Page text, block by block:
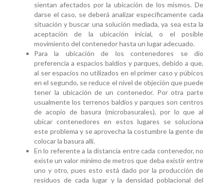
sientan afectados por la ubicación de los mismos. De
darse el caso, se deberá analizar específicamente cada
situación y buscar una solución mediada, ya sea esta la
aceptación de la ubicación inicial, o el posible
movimiento del contenedor hasta un lugar adecuado.
Para la ubicación de los contenedores se dio
preferencia a espacios baldíos y parques, debido a que,
al ser espacios no utilizados en el primer caso y púbicos
en el segundo, se reduce el nivel de objeción que puede
tener la ubicación de un contenedor. Por otra parte
usualmente los terrenos baldíos y parques son centros
de acopio de basura (microbasurales), por lo que al
ubicar contenedores en estos lugares se soluciona
este problema y se aprovecha la costumbre la gente de
colocar la basura allí.
En lo referente a la distancia entre cada contenedor, no
existe un valor mínimo de metros que deba existir entre
uno y otro, pues esto está dado por la producción de
residuos de cada lugar y la densidad poblacional del